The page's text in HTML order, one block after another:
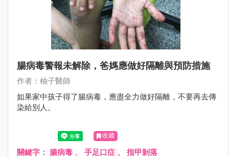
腸病毒警報未解除，爸媽應做好隔離與預防措施
作者：柚子醫師
如果家中孩子得了腸病毒，應盡全力做好隔離，不要再去傳
染給別人。
收藏
關鍵字： 腸病毒 、 手足口症 、 指甲剝落